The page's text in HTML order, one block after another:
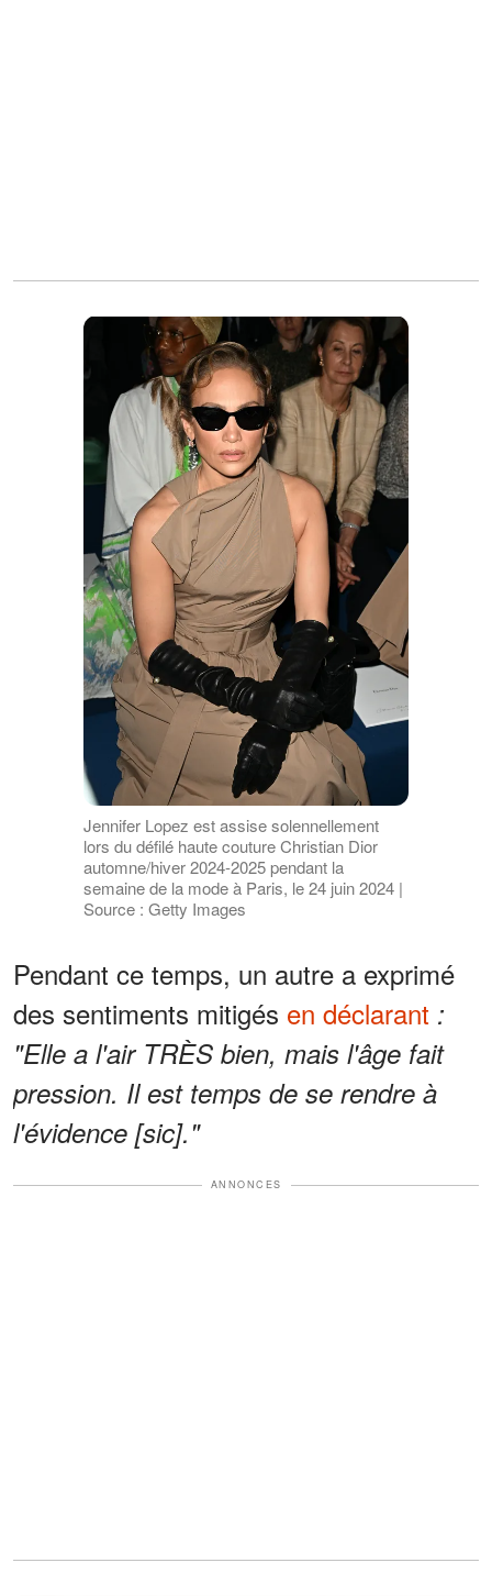
Jennifer Lopez est assise solennellement
lors du défilé haute couture Christian Dior
automne/hiver 2024-2025 pendant la
semaine de la mode à Paris, le 24 juin 2024 |
Source : Getty Images
Pendant ce temps, un autre a exprimé
des sentiments mitigés en déclarant :
"Elle a l'air TRÈS bien, mais l'âge fait
pression. Il est temps de se rendre à
l'évidence [sic]."
ANNONCES